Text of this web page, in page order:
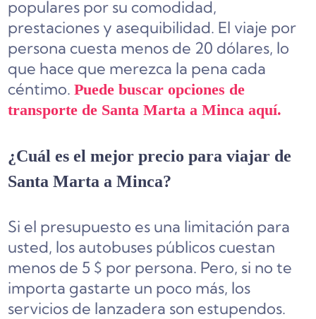
populares por su comodidad,
prestaciones y asequibilidad. El viaje por
persona cuesta menos de 20 dólares, lo
que hace que merezca la pena cada
céntimo.Puede buscar opciones de
transporte de Santa Marta a Minca aquí.
¿Cuál es el mejor precio para viajar de
Santa Marta a Minca?
Si el presupuesto es una limitación para
usted, los autobuses públicos cuestan
menos de 5 $ por persona. Pero, si no te
importa gastarte un poco más, los
servicios de lanzadera son estupendos.